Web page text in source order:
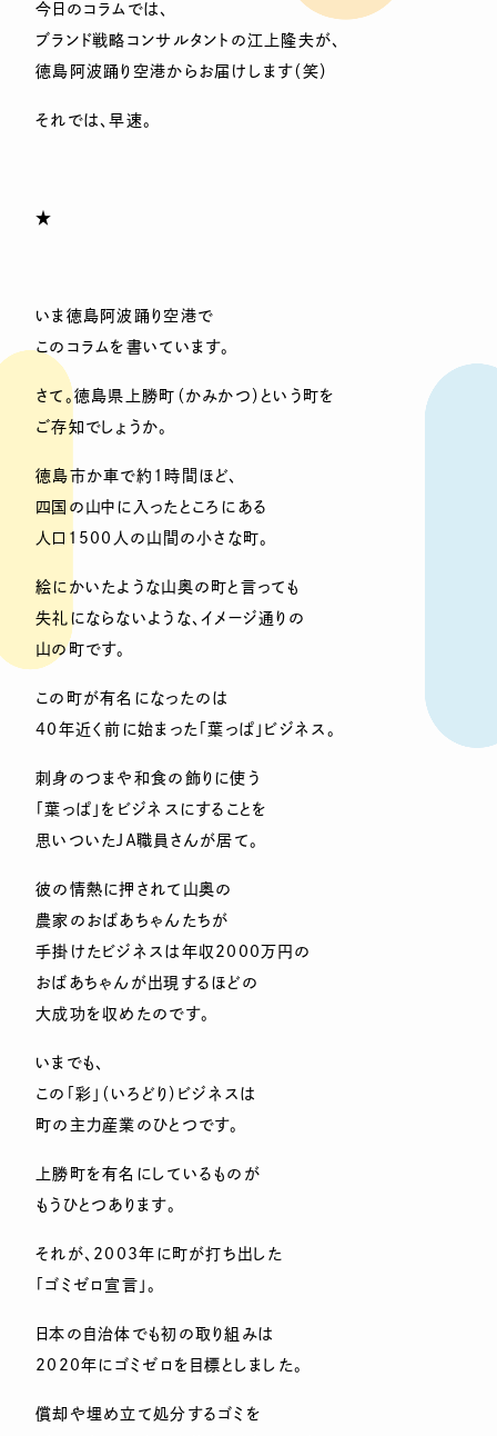
今日のコラムでは、
ブランド戦略コンサルタントの江上隆夫が、
徳島阿波踊り空港からお届けします（笑）
それでは、早速。
★
いま徳島阿波踊り空港で
このコラムを書いています。
さて。徳島県上勝町（かみかつ）という町を
ご存知でしょうか。
徳島市か車で約1時間ほど、
四国の山中に入ったところにある
人口1500人の山間の小さな町。
絵にかいたような山奥の町と言っても
失礼にならないような、イメージ通りの
山の町です。
この町が有名になったのは
40年近く前に始まった「葉っぱ」ビジネス。
刺身のつまや和食の飾りに使う
「葉っぱ」をビジネスにすることを
思いついたＪＡ職員さんが居て。
彼の情熱に押されて山奥の
農家のおばあちゃんたちが
手掛けたビジネスは年収2000万円の
おばあちゃんが出現するほどの
大成功を収めたのです。
いまでも、
この「彩」（いろどり）ビジネスは
町の主力産業のひとつです。
上勝町を有名にしているものが
もうひとつあります。
それが、2003年に町が打ち出した
「ゴミゼロ宣言」。
日本の自治体でも初の取り組みは
2020年にゴミゼロを目標としました。
償却や埋め立て処分するゴミを